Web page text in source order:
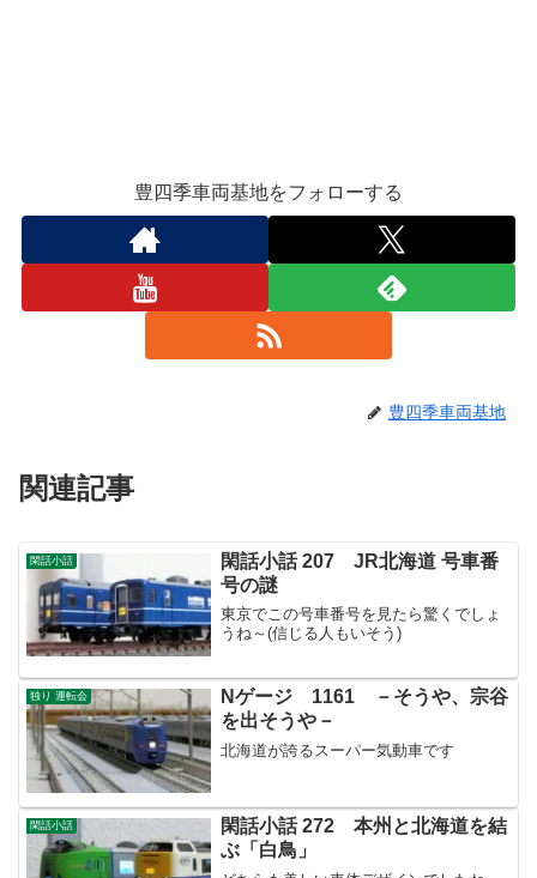
豊四季車両基地をフォローする
豊四季車両基地
関連記事
閑話小話
閑話小話 207 JR北海道 号車番
号の謎
東京でこの号車番号を見たら驚くでしょ
うね～(信じる人もいそう)
独り 運転会
Nゲージ 1161 －そうや、宗谷
を出そうや－
北海道が誇るスーパー気動車です
閑話小話
閑話小話 272 本州と北海道を結
ぶ「白鳥」